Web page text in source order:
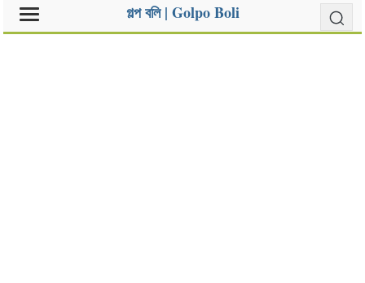
গল্প বলি | Golpo Boli